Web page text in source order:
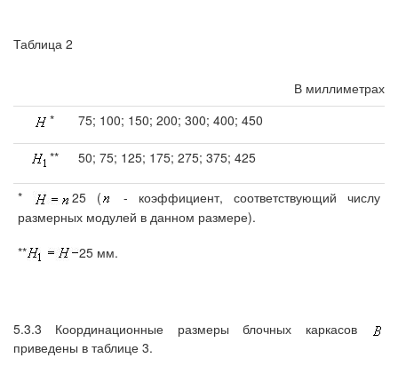
Таблица 2
В миллиметрах
*
75; 100; 150; 200; 300; 400; 450
** 50; 75; 125; 175; 275; 375; 425
* 25 (
- коэффициент, соответствующий числу
размерных модулей в данном размере).
**
25 мм.
5.3.3 Координационные размеры блочных каркасов
приведены в таблице 3.